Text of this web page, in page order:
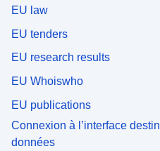
EU law
EU tenders
EU research results
EU Whoiswho
EU publications
Connexion à l’interface
données